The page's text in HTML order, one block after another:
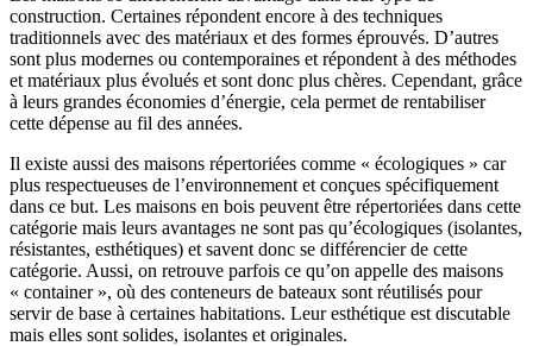
construction. Certaines répondent encore à des techniques
traditionnels avec des matériaux et des formes éprouvés. D’autres
sont plus modernes ou contemporaines et répondent à des méthodes
et matériaux plus évolués et sont donc plus chères. Cependant, grâce
à leurs grandes économies d’énergie, cela permet de rentabiliser
cette dépense au fil des années.
Il existe aussi des maisons répertoriées comme « écologiques » car
plus respectueuses de l’environnement et conçues spécifiquement
dans ce but. Les maisons en bois peuvent être répertoriées dans cette
catégorie mais leurs avantages ne sont pas qu’écologiques (isolantes,
résistantes, esthétiques) et savent donc se différencier de cette
catégorie. Aussi, on retrouve parfois ce qu’on appelle des maisons
« container », où des conteneurs de bateaux sont réutilisés pour
servir de base à certaines habitations. Leur esthétique est discutable
mais elles sont solides, isolantes et originales.